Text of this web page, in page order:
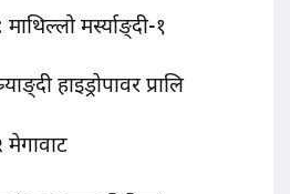
मर्स्याङ्दी-१
हाइड्रोपावर प्रालि
मेगावाट